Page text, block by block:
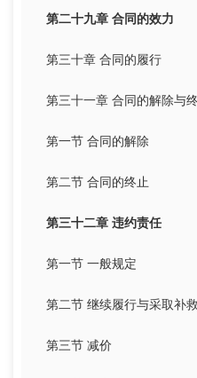
第二十九章 合同的效力
第三十章 合同的履行
第三十一章 合同的解除与
第一节 合同的解除
第二节 合同的终止
第三十二章 违约责任
第一节 一般规定
第二节 继续履行与采取补
第三节 减价